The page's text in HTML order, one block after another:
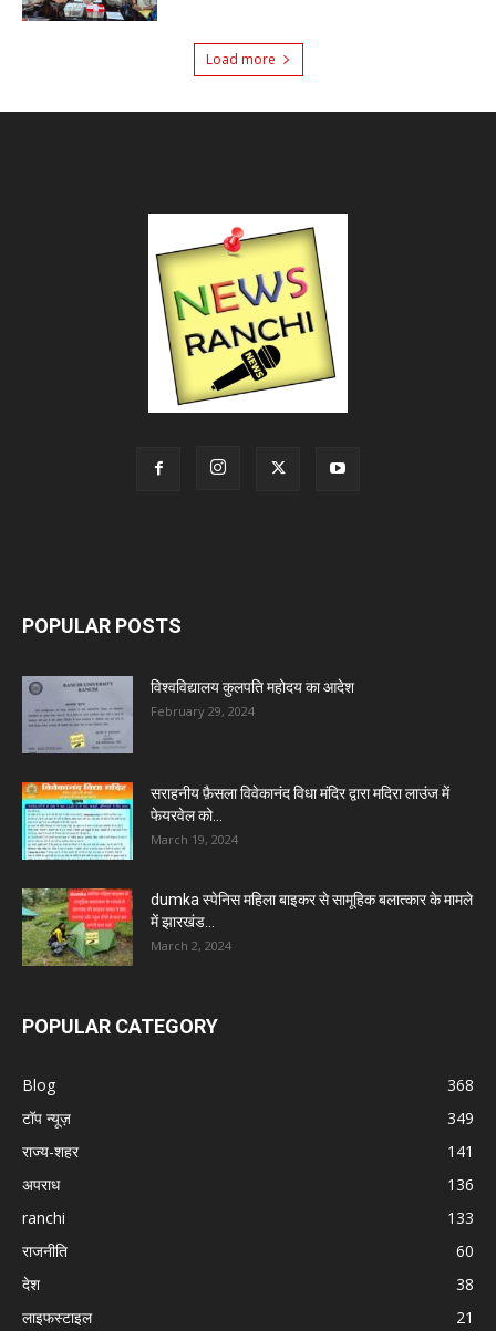
Load more
POPULAR POSTS
विश्वविद्यालय कुलपति महोदय का आदेश
February 29, 2024
सराहनीय फ़ैसला विवेकानंद विधा मंदिर द्वारा मदिरा लाउंज में
फेयरवेल को...
March 19, 2024
dumka स्पेनिस महिला बाइकर से सामूहिक बलात्कार के मामले
में झारखंड...
March 2, 2024
POPULAR CATEGORY
Blog
368
टॉप न्यूज़
349
राज्य-शहर
141
अपराध
136
ranchi
133
राजनीति
60
देश
38
लाइफस्टाइल
21